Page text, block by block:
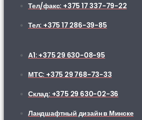
Тел/факс: +375 17 337-79-22
Тел: +375 17 286-39-85
A1: +375 29 630-08-95
МТС: +375 29 768-73-33
Склад: +375 29 630-02-36
Ландшафтный дизайн в Минске